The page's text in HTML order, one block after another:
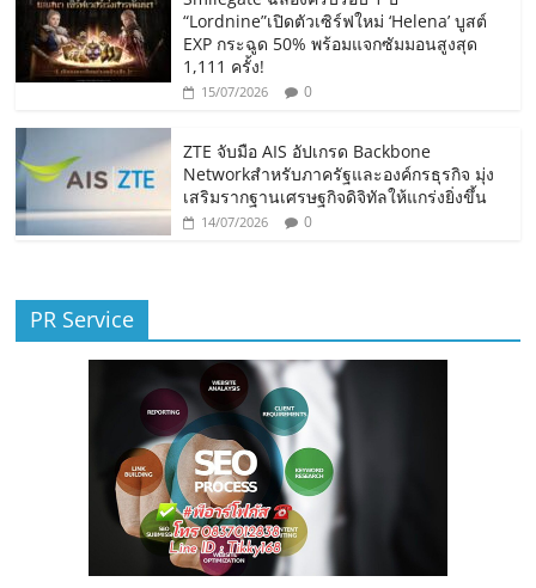
“Lordnine”เปิดตัวเซิร์ฟใหม่ ‘Helena’ บูสต์
EXP กระฉูด 50% พร้อมแจกซัมมอนสูงสุด
1,111 ครั้ง!
15/07/2026 0
ZTE จับมือ AIS อัปเกรด Backbone
Networkสำหรับภาครัฐและองค์กรธุรกิจ มุ่ง
เสริมรากฐานเศรษฐกิจดิจิทัลให้แกร่งยิ่งขึ้น
14/07/2026 0
PR Service